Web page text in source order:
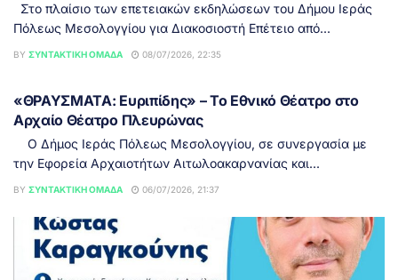
Στο πλαίσιο των επετειακών εκδηλώσεων του Δήμου Ιεράς
Πόλεως Μεσολογγίου για Διακοσιοστή Επέτειο από...
BY ΣΥΝΤΑΚΤΙΚΉ ΟΜΆΔΑ 08/07/2026, 22:35
«ΘΡΑΥΣΜΑΤΑ: Ευριπίδης» – Το Εθνικό Θέατρο στο
Αρχαίο Θέατρο Πλευρώνας
Ο Δήμος Ιεράς Πόλεως Μεσολογγίου, σε συνεργασία με
την Εφορεία Αρχαιοτήτων Αιτωλοακαρνανίας και...
BY ΣΥΝΤΑΚΤΙΚΉ ΟΜΆΔΑ 06/07/2026, 21:37